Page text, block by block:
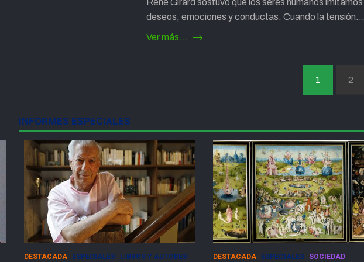
deseos, emociones y conductas. Cuando la tensión…
Ver más...
1 2
INFORMES ESPECIALES
DESTACADA ESPECIALES SOCIEDAD ESPECIALES